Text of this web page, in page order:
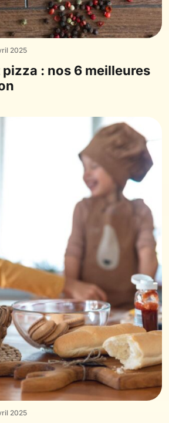
2025
pizza : nos 6 meilleures
2025